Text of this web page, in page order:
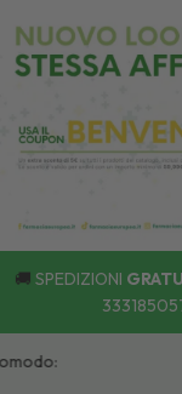
🚚 SPEDIZIONI